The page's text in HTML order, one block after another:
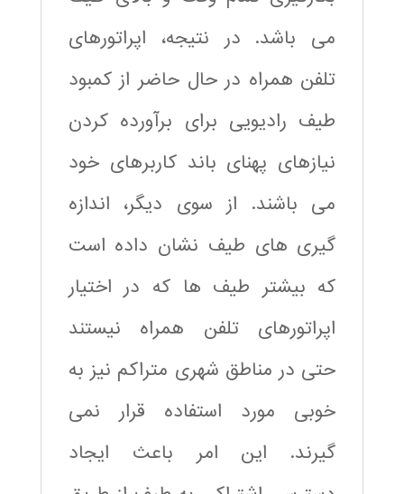
می باشد. در نتیجه، اپراتورهای
تلفن همراه در حال حاضر از کمبود
طیف رادیویی برای برآورده کردن
نیازهای پهنای باند کاربرهای خود
می باشند. از سوی دیگر، اندازه
گیری های طیف نشان داده است
که بیشتر طیف ها که در اختیار
اپراتورهای تلفن همراه نیستند
حتی در مناطق شهری متراکم نیز به
خوبی مورد استفاده قرار نمی
گیرند. این امر باعث ایجاد